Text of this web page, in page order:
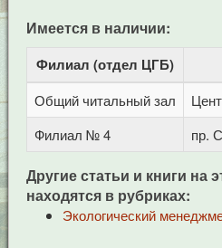
Имеется в наличии:
Филиал (отдел ЦГБ)
Общий читальный зал
Филиал № 4
пр.
Другие статьи и книги на
находятся в рубриках:
Экологический